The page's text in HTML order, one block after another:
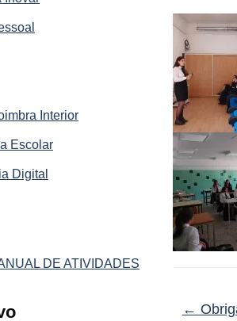
Interior
Escolar
Digital
DE ATIVIDADES
←